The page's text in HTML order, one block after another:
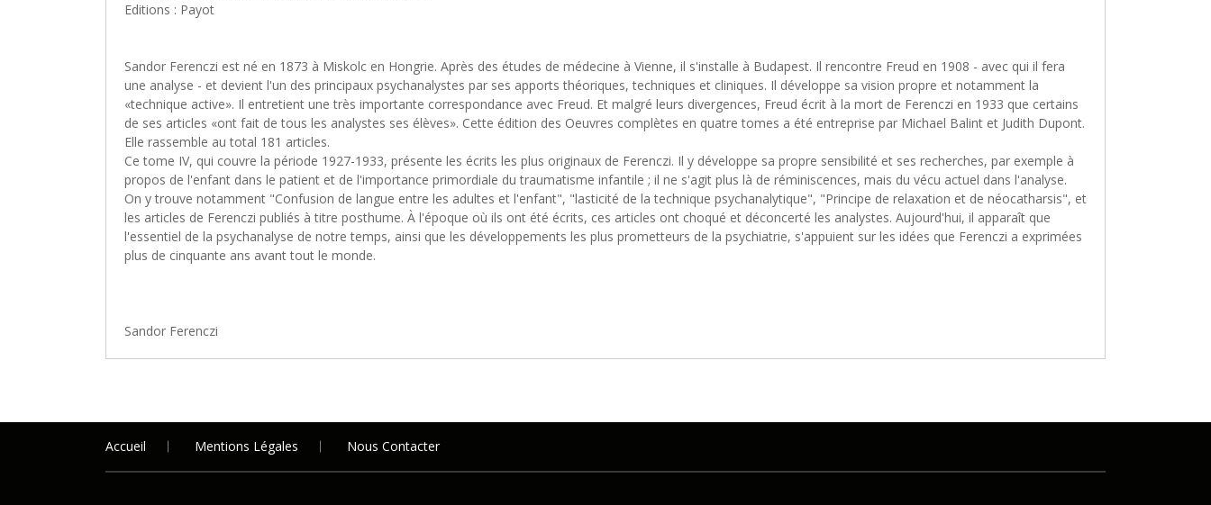
Editions : Payot
Sandor Ferenczi est né en 1873 à Miskolc en Hongrie. Après des études de médecine à Vienne, il s'installe à Budapest. Il rencontre Freud en 1908 - avec qui il fera
une analyse - et devient l'un des principaux psychanalystes par ses apports théoriques, techniques et cliniques. Il développe sa vision propre et notamment la
«technique active». Il entretient une très importante correspondance avec Freud. Et malgré leurs divergences, Freud écrit à la mort de Ferenczi en 1933 que certains
de ses articles «ont fait de tous les analystes ses élèves». Cette édition des Oeuvres complètes en quatre tomes a été entreprise par Michael Balint et Judith Dupont.
Elle rassemble au total 181 articles.
Ce tome IV, qui couvre la période 1927-1933, présente les écrits les plus originaux de Ferenczi. Il y développe sa propre sensibilité et ses recherches, par exemple à
propos de l'enfant dans le patient et de l'importance primordiale du traumatisme infantile ; il ne s'agit plus là de réminiscences, mais du vécu actuel dans l'analyse.
On y trouve notamment "Confusion de langue entre les adultes et l'enfant", "lasticité de la technique psychanalytique", "Principe de relaxation et de néocatharsis", et
les articles de Ferenczi publiés à titre posthume. À l'époque où ils ont été écrits, ces articles ont choqué et déconcerté les analystes. Aujourd'hui, il apparaît que
l'essentiel de la psychanalyse de notre temps, ainsi que les développements les plus prometteurs de la psychiatrie, s'appuient sur les idées que Ferenczi a exprimées
plus de cinquante ans avant tout le monde.
Sandor Ferenczi
Accueil Mentions Légales Nous Contacter